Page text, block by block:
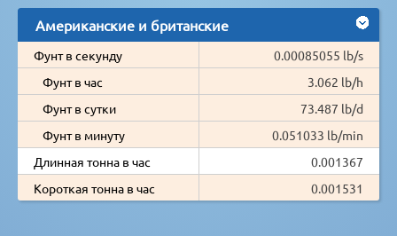
Американские и британские
Фунт в секунду
0.00085055 lb/s
Фунт в час
3.062 lb/h
Фунт в сутки
73.487 lb/d
Фунт в минуту
0.051033 lb/min
Длинная тонна в час
0.001367
Короткая тонна в час
0.001531